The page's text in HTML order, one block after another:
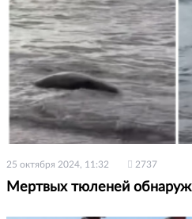
25 октября 2024, 11:32 2737
Мертвых тюленей